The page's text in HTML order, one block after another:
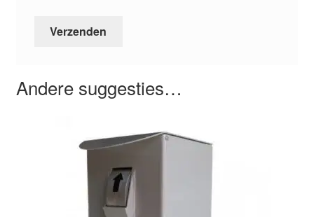
Andere suggesties…